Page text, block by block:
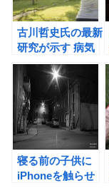
古川哲史氏の最新
研究が示す 病気
にならない新常識
の書評
寝る前の子供に
iPhoneを触らせ